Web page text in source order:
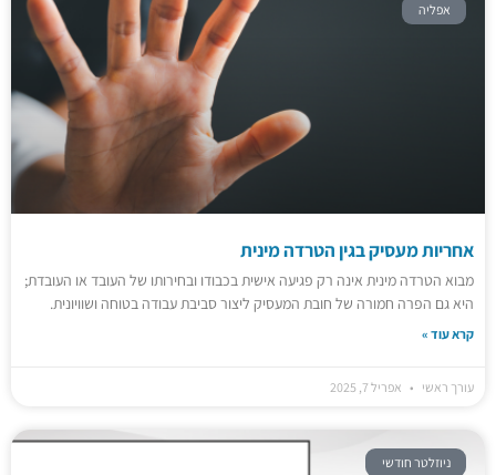
אפליה
אחריות מעסיק בגין הטרדה מינית
מבוא הטרדה מינית אינה רק פגיעה אישית בכבודו ובחירותו של העובד או העובדת;
היא גם הפרה חמורה של חובת המעסיק ליצור סביבת עבודה בטוחה ושוויונית.
קרא עוד »
עורך ראשי אפריל 7, 2025
ניוזלטר חודשי